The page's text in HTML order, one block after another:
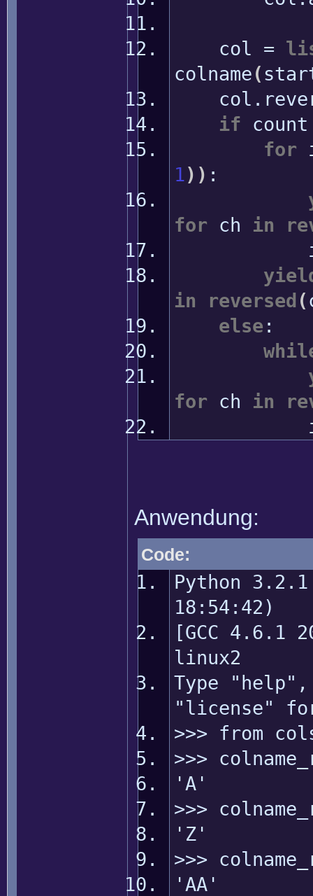
col =
colname(
col.
if
for
1) ) :
for ch in
in
reversed (
else :
for ch in
Anwendung:
Code:
Python
18:54:42)
[GCC 4.6.1
linux2
Type
"license"
>>> from
>>>
'A'
>>>
'Z'
>>>
'AA'